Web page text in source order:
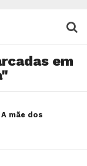
em
mãe dos